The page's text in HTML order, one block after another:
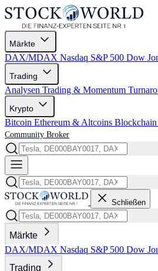
Märkte
DAX/MDAX Nasdaq S&P 500 Dow
Trading
Analysen Trading & Momentum
Krypto
Bitcoin Ethereum & Altcoins Blockchain
Community Broker
Schließen
Märkte
DAX/MDAX Nasdaq S&P 500 Dow
Trading